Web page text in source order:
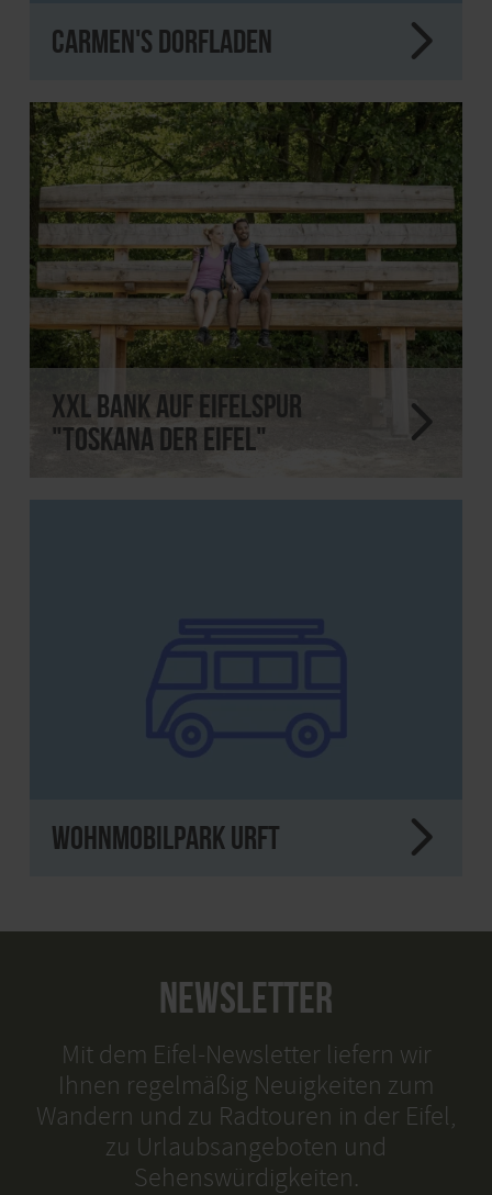
Carmen's Dorfladen
XXL Bank auf EifelSpur
"Toskana der Eifel"
Wohnmobilpark Urft
NEWSLETTER
Mit dem Eifel-Newsletter liefern wir
Ihnen regelmäßig Neuigkeiten zum
Wandern und zu Radtouren in der Eifel,
zu Urlaubsangeboten und
Sehenswürdigkeiten.